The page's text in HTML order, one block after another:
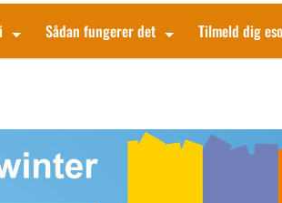
Sådan fungerer det Tilmeld dig